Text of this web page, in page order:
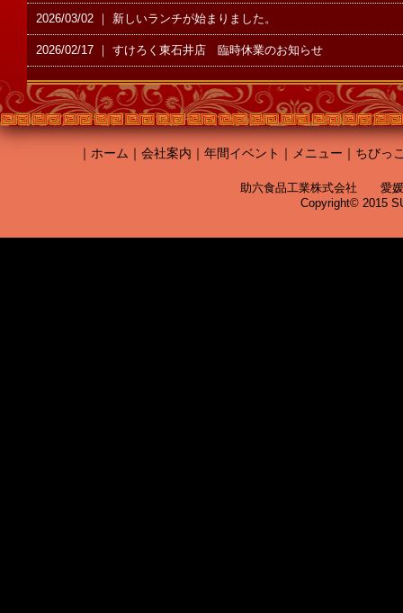
2026/03/02 ｜ 新しいランチが始まりました。
2026/02/17 ｜ すけろく東石井店 臨時休業のお知らせ
｜ ホーム ｜ 会社案内 ｜ 年間イベント ｜ メニュー ｜ ちびっ
助六食品工業株式会社 愛
Copyright© 2015